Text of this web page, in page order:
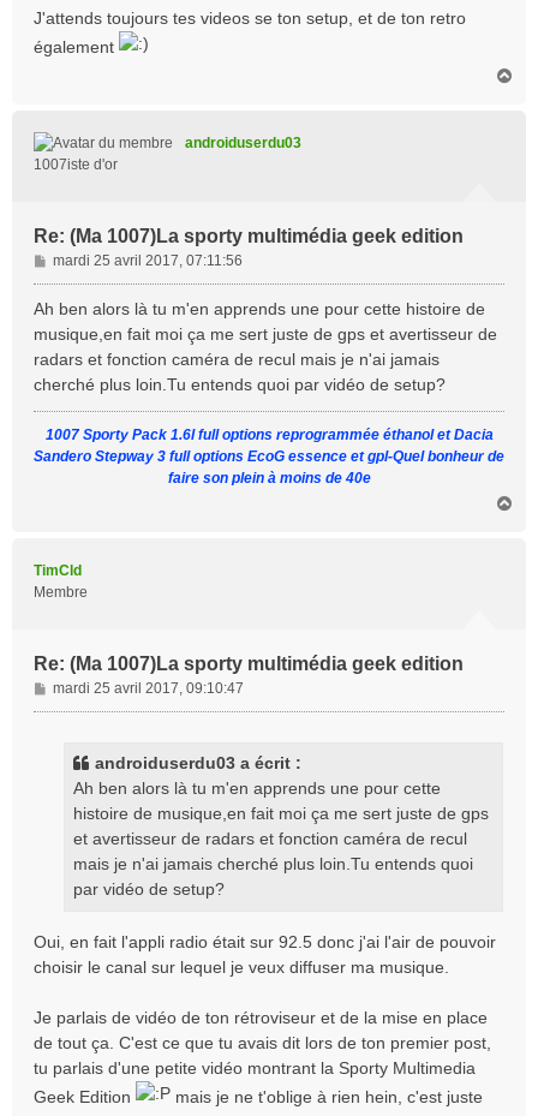
J'attends toujours tes videos se ton setup, et de ton retro
également
androiduserdu03
1007iste d'or
Re: (Ma 1007)La sporty multimédia geek edition
M
e
s
g
e
mardi 25 avril 2017, 07:11:56
Ah ben alors là tu m'en apprends une pour cette histoire de
musique,en fait moi ça me sert juste de gps et avertisseur de
radars et fonction caméra de recul mais je n'ai jamais
cherché plus loin.Tu entends quoi par vidéo de setup?
1007 Sporty Pack 1.6l full options reprogrammée éthanol et Dacia
Sandero Stepway 3 full options EcoG essence et gpl-Quel bonheur de
faire son plein à moins de 40e
TimCld
Membre
Re: (Ma 1007)La sporty multimédia geek edition
M
e
mardi 25 avril 2017, 09:10:47
androiduserdu03 a écrit :
Ah ben alors là tu m'en apprends une pour cette
histoire de musique,en fait moi ça me sert juste de gps
et avertisseur de radars et fonction caméra de recul
mais je n'ai jamais cherché plus loin.Tu entends quoi
par vidéo de setup?
Oui, en fait l'appli radio était sur 92.5 donc j'ai l'air de pouvoir
choisir le canal sur lequel je veux diffuser ma musique.
Je parlais de vidéo de ton rétroviseur et de la mise en place
de tout ça. C'est ce que tu avais dit lors de ton premier post,
tu parlais d'une petite vidéo montrant la Sporty Multimedia
Geek Edition
mais je ne t'oblige à rien hein, c'est juste